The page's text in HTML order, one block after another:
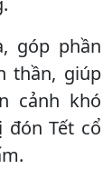
góp phần
thần, giúp
cảnh khó
đón Tết cổ